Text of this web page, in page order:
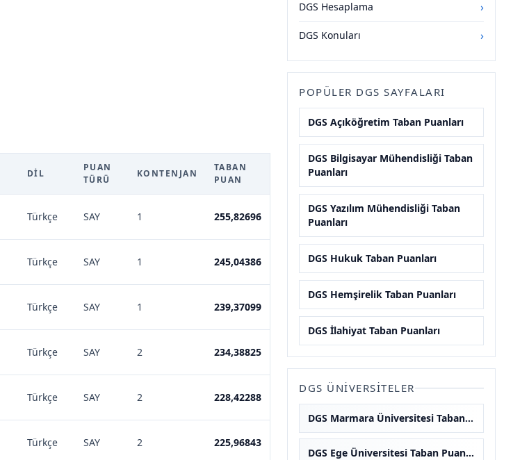
DIL
PUAN
TÜRÜ
KONTENJAN
TABAN
PUAN
Türkçe SAY 1 255,82696
Türkçe SAY 1 245,04386
Türkçe SAY 1 239,37099
Türkçe SAY 2 234,38825
Türkçe SAY 2 228,42288
Türkçe SAY 2 225,96843
DGS Hesaplama ›
DGS Konuları ›
POPÜLER DGS SAYFALARI
DGS Açıköğretim Taban Puanları
DGS Bilgisayar Mühendisliği Taban
Puanları
DGS Yazılım Mühendisliği Taban
Puanları
DGS Hukuk Taban Puanları
DGS Hemşirelik Taban Puanları
DGS İlahiyat Taban Puanları
DGS ÜNIVERSITELER
DGS Marmara Üniversitesi Taban Puanları
DGS Ege Üniversitesi Taban Puanları